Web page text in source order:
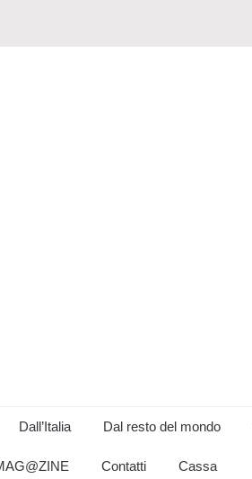
Dall’Italia Dal resto del mondo
Contatti Cassa